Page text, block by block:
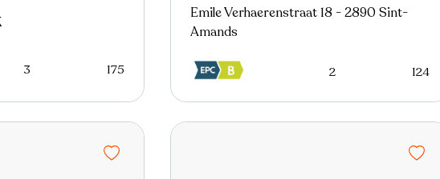
3 175
Emile Verhaerenstraat 18 - 2890 Sint-
Amands
2 124